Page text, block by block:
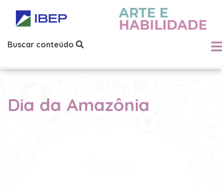
Buscar conteúdo
Dia da Amazônia